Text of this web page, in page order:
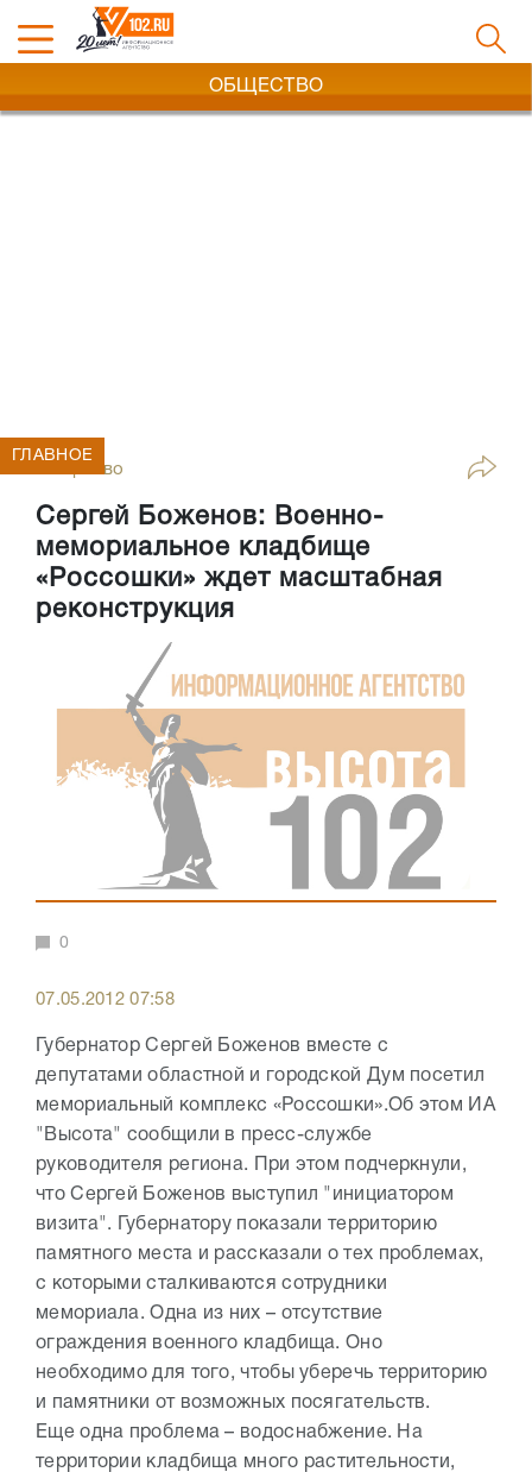
ОБЩЕСТВО
Общество
Сергей Боженов: Военно-
мемориальное кладбище
«Россошки» ждет масштабная
реконструкция
ГЛАВНОЕ
0
07.05.2012 07:58
Губернатор Сергей Боженов вместе с
депутатами областной и городской Дум посетил
мемориальный комплекс «Россошки».Об этом ИА
"Высота" сообщили в пресс-службе
руководителя региона. При этом подчеркнули,
что Сергей Боженов выступил "инициатором
визита". Губернатору показали территорию
памятного места и рассказали о тех проблемах,
с которыми сталкиваются сотрудники
мемориала. Одна из них – отсутствие
ограждения военного кладбища. Оно
необходимо для того, чтобы уберечь территорию
и памятники от возможных посягательств.
Еще одна проблема – водоснабжение. На
территории кладбища много растительности,